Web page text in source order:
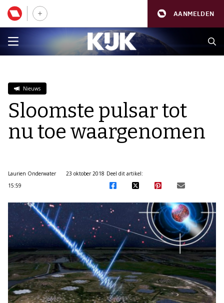
AANMELDEN
Nieuws
Sloomste pulsar tot
nu toe waargenomen
Laurien Onderwater
23 oktober 2018
15:59
Deel dit artikel: